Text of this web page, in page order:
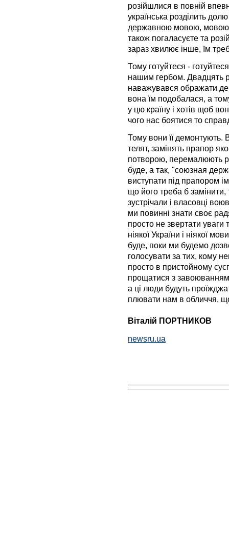
розійшлися в повній
українська розділить
державною мовою, мовою
також погаласуєте та
зараз хвилює інше, їм
Тому готуйтеся -
нашим гербом. Двадцять
наважувався ображати
вона їм подобалася, а
у цю країну і хотів щоб
чого нас боятися то
Тому вони її демонтують.
телят, замінять прапор
потворою, перемалюють
буде, а так, "союзная
виступати під прапором
що його треба б
зустрічали і власовці
ми повинні знати своє
просто не звертати
ніякої України і ніякої
буде, поки ми будемо
голосувати за тих, кому
просто в пристойному
прощатися з
а ці люди будуть
плювати нам в обличчя,
Віталій ПОРТНИКОВ
newsru.ua